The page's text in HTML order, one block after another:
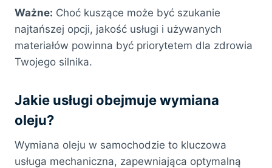
Ważne: Choć kuszące może być szukanie
najtańszej opcji, jakość usługi i używanych
materiałów powinna być priorytetem dla zdrowia
Twojego silnika.
Jakie usługi obejmuje wymiana
oleju?
Wymiana oleju w samochodzie to kluczowa
usługa mechaniczna, zapewniająca optymalną